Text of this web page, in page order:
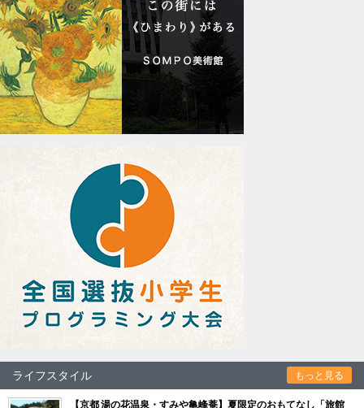
ライフスタイル もっと見る
【京都 湯の花温泉・すみや亀峰菴】夏限定のおもてなし「旅館